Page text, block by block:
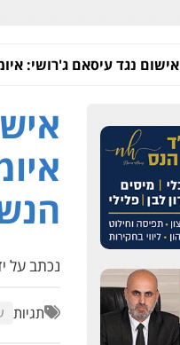
אישום נגד עיסאם ג'רושי:
נכתב על
תגיות